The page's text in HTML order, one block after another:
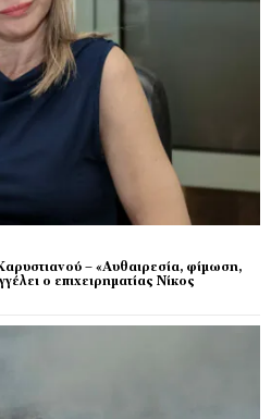
– «Αυθαιρεσία, φίμωση,
ο επιχειρηματίας Νίκος